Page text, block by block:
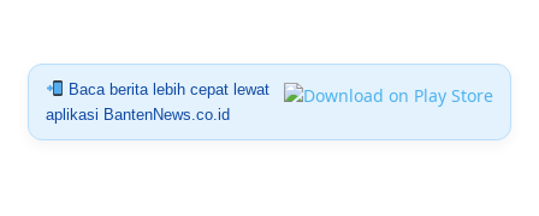
Baca berita lebih cepat lewat
aplikasi BantenNews.co.id